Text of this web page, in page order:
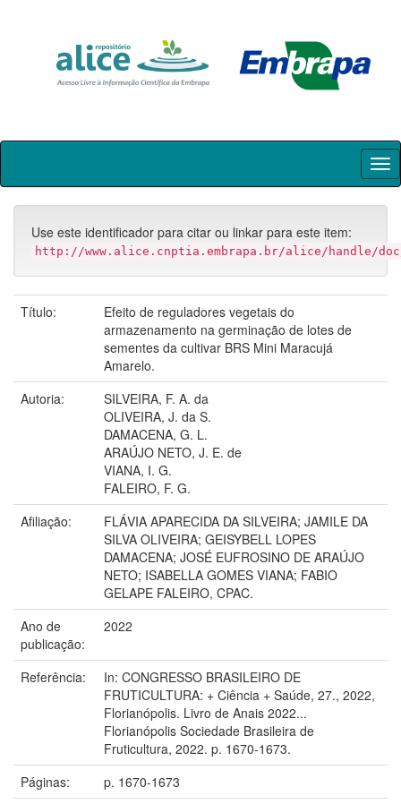
Skip
Use este identificador para citar ou linkar para este item:
http://www.alice.cnptia.embrapa.br/alice/handle/doc/
Título:
Efeito de reguladores vegetais do
armazenamento na germinação de lotes de
sementes da cultivar BRS Mini Maracujá
Amarelo.
Autoria:
SILVEIRA, F. A. da
OLIVEIRA, J. da S.
DAMACENA, G. L.
ARAÚJO NETO, J. E. de
VIANA, I. G.
FALEIRO, F. G.
Afiliação:
FLÁVIA APARECIDA DA SILVEIRA; JAMILE DA
SILVA OLIVEIRA; GEISYBELL LOPES
DAMACENA; JOSÉ EUFROSINO DE ARAÚJO
NETO; ISABELLA GOMES VIANA; FABIO
GELAPE FALEIRO, CPAC.
Ano de
publicação:
2022
Referência:
In: CONGRESSO BRASILEIRO DE
FRUTICULTURA: + Ciência + Saúde, 27., 2022,
Florianópolis. Livro de Anais 2022...
Florianópolis Sociedade Brasileira de
Fruticultura, 2022. p. 1670-1673.
Páginas:
p. 1670-1673